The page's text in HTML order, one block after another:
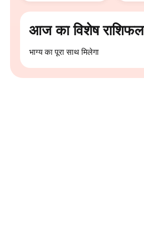
आज का विशेष राशिफल
भाग्य का पूरा साथ मिलेगा